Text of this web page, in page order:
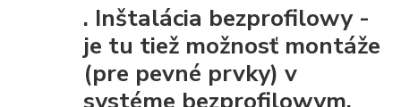
. Inštalácia bezprofilowy -
je tu tiež možnosť montáže
(pre pevné prvky) v